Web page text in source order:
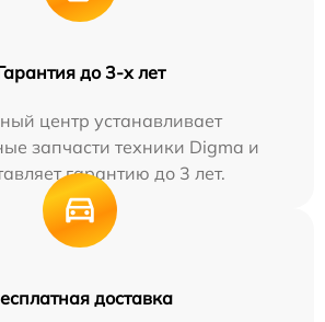
до 3-х лет
центр устанавливает
запчасти техники Digma и
гарантию до 3 лет.
доставка